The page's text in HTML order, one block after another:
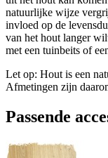
natuurlijke wijze
invloed op de
van het hout langer
met een tuinbeits of
Let op: Hout is een
Afmetingen zijn
Passende